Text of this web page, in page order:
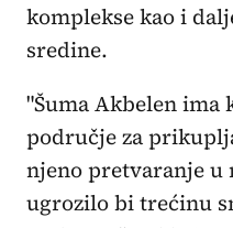
komplekse kao i
sredine.
"Šuma Akbelen ima
područje za
njeno pretvaranje
ugrozilo bi trećinu